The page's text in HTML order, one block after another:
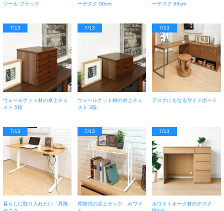
ツール ブラック
ーデスク 90cm
ーデスク 60cm
7/13
ウォールナット材の卓上チェ
スト 5段
7/13
ウォールナット材の卓上チェ
スト 3段
7/13
デスクにもなるサイドボード
7/13
暮らしに取り入れたい「昇降
7/13
昇降式の卓上ラック ホワイ
7/13
ホワイトオーク材のデスク